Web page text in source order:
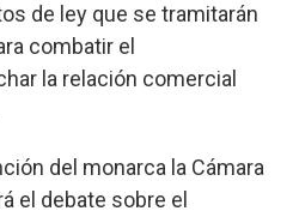
de ley que se tramitarán
combatir el
la relación comercial
del monarca la Cámara
el debate sobre el